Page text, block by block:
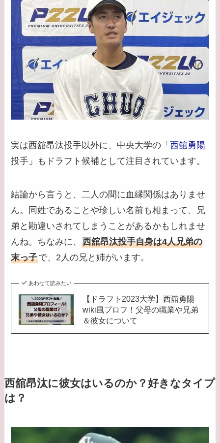
実は西舘昂汰投手以外に、中央大学の「西舘勇陽
投手」もドラフト候補として注目されています。
結論から言うと、二人の間に血縁関係はありませ
ん。同姓であることや珍しい名前も相まって、兄
弟と勘違いされてしまうことがあるかもしれませ
んね。ちなみに、西舘昂汰投手自身は4人兄弟の
末っ子で、2人の兄と姉がいます。
あわせて読みたい
【ドラフト2023大学】西舘勇陽
wiki風プロフ！父母の職業や兄弟
＆彼女について
西舘昂汰に彼女はいるのか？好きなタイプ
は？